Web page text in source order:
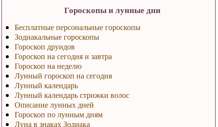
Гороскопы и лунные дни
Бесплатные персональные гороскопы
Зодиакальные гороскопы
Гороскоп друидов
Гороскоп на сегодня и завтра
Гороскоп на неделю
Лунный гороскоп на сегодня
Лунный календарь
Лунный календарь стрижки волос
Описание лунных дней
Гороскоп по лунным дням
Луна в знаках Зодиака